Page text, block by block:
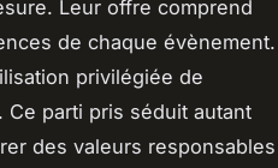
Leur offre comprend
de chaque évènement.
privilégiée de
Ce parti pris séduit autant
des valeurs responsables